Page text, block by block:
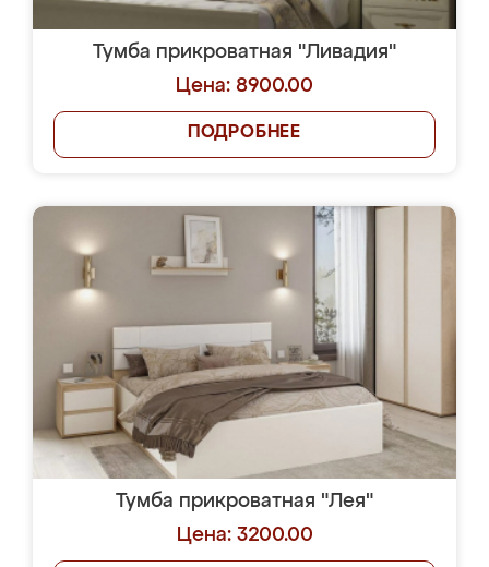
Тумба прикроватная "Ливадия"
Цена: 8900.00
ПОДРОБНЕЕ
Тумба прикроватная "Лея"
Цена: 3200.00